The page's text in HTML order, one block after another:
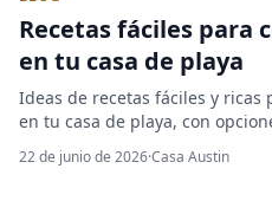
Recetas fáciles para
en tu casa de playa
Ideas de recetas fáciles y ricas
en tu casa de playa, con
complicarte.
22 de junio de 2026·Casa Austin